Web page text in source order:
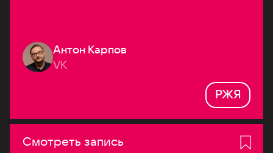
Антон Карпов
VK
РЖЯ
Смотреть запись